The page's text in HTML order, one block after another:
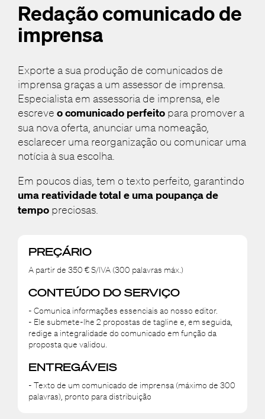
Redação comunicado de
imprensa
Exporte a sua produção de comunicados de
imprensa graças a um assessor de imprensa.
Especialista em assessoria de imprensa, ele
escreve o comunicado perfeito para promover a
sua nova oferta, anunciar uma nomeação,
esclarecer uma reorganização ou comunicar uma
notícia à sua escolha.
Em poucos dias, tem o texto perfeito, garantindo
uma reatividade total e uma poupança de
tempo preciosas.
PREÇÁRIO
A partir de 350 € S/IVA (300 palavras máx.)
CONTEÚDO DO SERVIÇO
- Comunica informações essenciais ao nosso editor.
- Ele submete-lhe 2 propostas de tagline e, em seguida,
redige a integralidade do comunicado em função da
proposta que validou.
ENTREGÁVEIS
- Texto de um comunicado de imprensa (máximo de 300
palavras), pronto para distribuição